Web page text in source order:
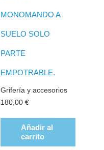
MONOMANDO A
SUELO SOLO
PARTE
EMPOTRABLE.
Grifería y accesorios
180,00 €
Añadir al
carrito